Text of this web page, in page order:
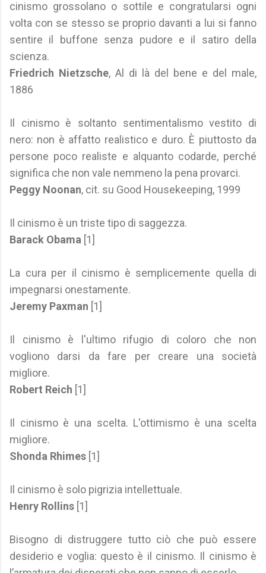
cinismo grossolano o sottile e congratularsi ogni
volta con se stesso se proprio davanti a lui si fanno
sentire il buffone senza pudore e il satiro della
scienza.
Friedrich Nietzsche, Al di là del bene e del male,
1886
Il cinismo è soltanto sentimentalismo vestito di
nero: non è affatto realistico e duro. È piuttosto da
persone poco realiste e alquanto codarde, perché
significa che non vale nemmeno la pena provarci.
Peggy Noonan, cit. su Good Housekeeping, 1999
Il cinismo è un triste tipo di saggezza.
Barack Obama [1]
La cura per il cinismo è semplicemente quella di
impegnarsi onestamente.
Jeremy Paxman [1]
Il cinismo è l'ultimo rifugio di coloro che non
vogliono darsi da fare per creare una società
migliore.
Robert Reich [1]
Il cinismo è una scelta. L'ottimismo è una scelta
migliore.
Shonda Rhimes [1]
Il cinismo è solo pigrizia intellettuale.
Henry Rollins [1]
Bisogno di distruggere tutto ciò che può essere
desiderio e voglia: questo è il cinismo. Il cinismo è